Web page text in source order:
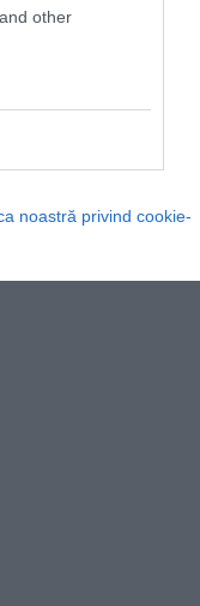
other
noastră privind cookie-
55 de metri.